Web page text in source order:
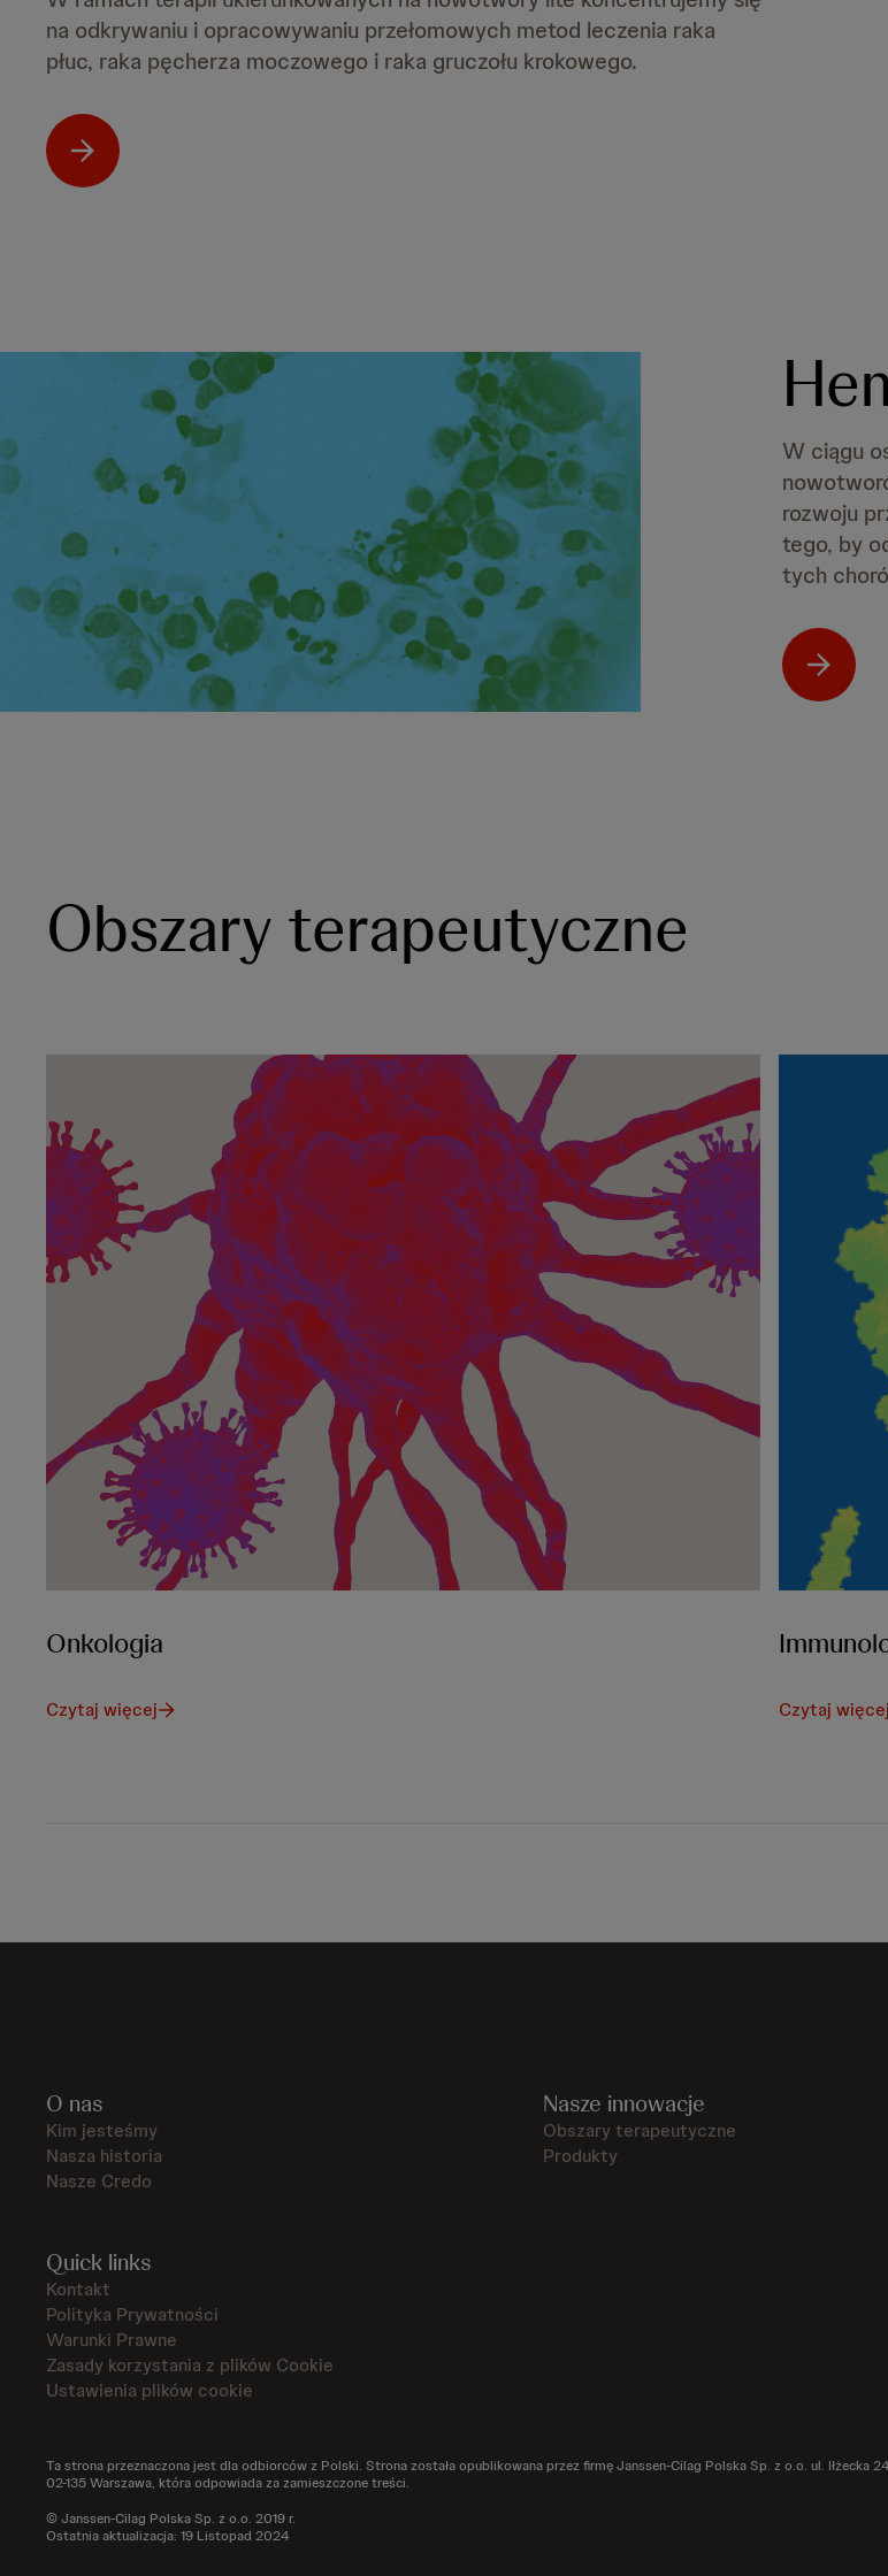
na odkrywaniu i opracowywaniu przełomowych metod leczenia raka
płuc, raka pęcherza moczowego i raka gruczołu krokowego.
W ciągu
rozwoju
tego, by
tych
Obszary terapeutyczne
Onkologia
Czytaj więcej Czytaj więcej
O nas
Kim jesteśmy
Nasza historia
Nasze Credo
Nasze innowacje
Obszary terapeutyczne
Produkty
Quick links
Kontakt
Polityka Prywatności
Warunki Prawne
Zasady korzystania z plików Cookie
Ustawienia plików cookie
Ta strona przeznaczona jest dla odbiorców z Polski. Strona została opublikowana przez firmę Janssen-Cilag Polska Sp. z o.o. ul. Iłżecka
02-135 Warszawa, która odpowiada za zamieszczone treści.
© Janssen-Cilag Polska Sp. z o.o. 2019 r.
Ostatnia aktualizacja: 19 Listopad 2024